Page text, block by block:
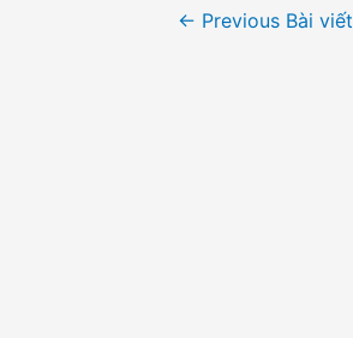
Điều← Previous Bài viết